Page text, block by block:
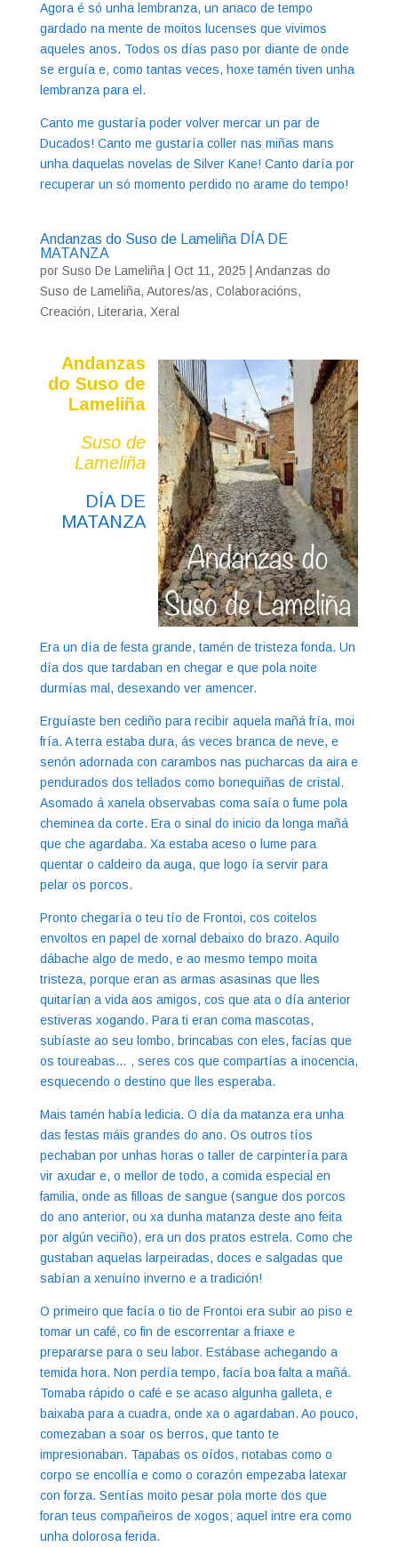
Agora é só unha lembranza, un anaco de tempo
gardado na mente de moitos lucenses que vivimos
aqueles anos. Todos os días paso por diante de onde
se erguía e, como tantas veces, hoxe tamén tiven unha
lembranza para el.
Canto me gustaría poder volver mercar un par de
Ducados! Canto me gustaría coller nas miñas mans
unha daquelas novelas de Silver Kane! Canto daría por
recuperar un só momento perdido no arame do tempo!
Andanzas do Suso de Lameliña DÍA DE
MATANZA
por Suso De Lameliña| Oct 11, 2025
Andanzas do
Suso de Lameliña, Autores/as, Colaboracións,
Creación, Literaria, Xeral
Andanzas
do Suso de
Lameliña
Suso de
Lameliña
DÍA DE
MATANZA
Era un día de festa grande, tamén de tristeza fonda. Un
día dos que tardaban en chegar e que pola noite
durmías mal, desexando ver amencer.
Erguíaste ben cediño para recibir aquela mañá fría, moi
fría. A terra estaba dura, ás veces branca de neve, e
senón adornada con carambos nas pucharcas da aira e
pendurados dos tellados como bonequiñas de cristal.
Asomado á xanela observabas coma saía o fume pola
cheminea da corte. Era o sinal do inicio da longa mañá
que che agardaba. Xa estaba aceso o lume para
quentar o caldeiro da auga, que logo ía servir para
pelar os porcos.
Pronto chegaría o teu tío de Frontoi, cos coitelos
envoltos en papel de xornal debaixo do brazo. Aquilo
dábache algo de medo, e ao mesmo tempo moita
tristeza, porque eran as armas asasinas que lles
quitarían a vida aos amigos, cos que ata o día anterior
estiveras xogando. Para ti eran coma mascotas,
subíaste ao seu lombo, brincabas con eles, facías que
os toureabas… , seres cos que compartías a inocencia,
esquecendo o destino que lles esperaba.
Mais tamén había ledicia. O día da matanza era unha
das festas máis grandes do ano. Os outros tíos
pechaban por unhas horas o taller de carpintería para
vir axudar e, o mellor de todo, a comida especial en
familia, onde as filloas de sangue (sangue dos porcos
do ano anterior, ou xa dunha matanza deste ano feita
por algún veciño), era un dos pratos estrela. Como che
gustaban aquelas larpeiradas, doces e salgadas que
sabían a xenuíno inverno e a tradición!
O primeiro que facía o tio de Frontoi era subir ao piso e
tomar un café, co fin de escorrentar a friaxe e
prepararse para o seu labor. Estábase achegando a
temida hora. Non perdía tempo, facía boa falta a mañá.
Tomaba rápido o café e se acaso algunha galleta, e
baixaba para a cuadra, onde xa o agardaban. Ao pouco,
comezaban a soar os berros, que tanto te
impresionaban. Tapabas os oídos, notabas como o
corpo se encollía e como o corazón empezaba latexar
con forza. Sentías moito pesar pola morte dos que
foran teus compañeiros de xogos; aquel intre era como
unha dolorosa ferida.